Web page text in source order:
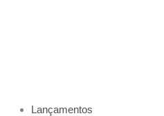
Lançamentos